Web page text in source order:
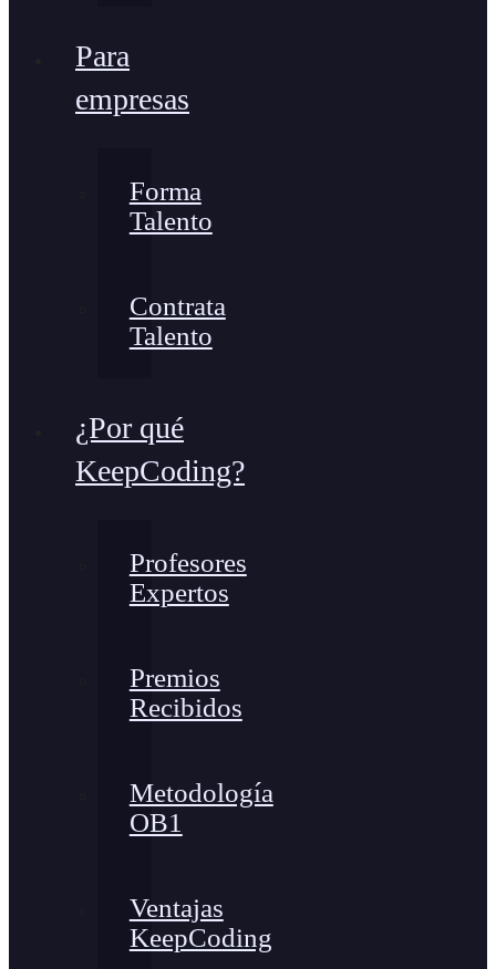
Para
empresas
Forma
Talento
Contrata
Talento
¿Por qué
KeepCoding?
Profesores
Expertos
Premios
Recibidos
Metodología
OB1
Ventajas
KeepCoding